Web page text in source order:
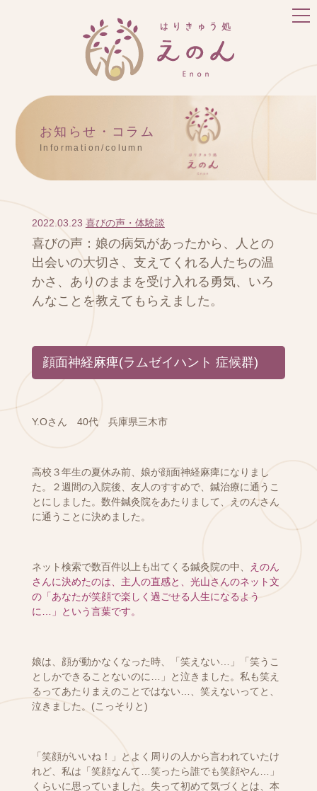
お知らせ・コラム
Information/column
2022.03.23 喜びの声・体験談
喜びの声：娘の病気があったから、人との
出会いの大切さ、支えてくれる人たちの温
かさ、ありのままを受け入れる勇気、いろ
んなことを教えてもらえました。
顔面神経麻痺(ラムゼイハント 症候群)
Y.Oさん 40代 兵庫県三木市
高校３年生の夏休み前、娘が顔面神経麻痺になりまし
た。２週間の入院後、友人のすすめで、鍼治療に通うこ
とにしました。数件鍼灸院をあたりまして、えのんさん
に通うことに決めました。
ネット検索で数百件以上も出てくる鍼灸院の中、
えのん
さんに決めたのは、主人の直感と、光山さんのネット文
の「あなたが笑顔で楽しく過ごせる人生になるよう
に…」という言葉です。
娘は、顔が動かなくなった時、「笑えない…」「笑うこ
としかできることないのに…」と泣きました。 私も笑え
るってあたりまえのことではない…、笑えないってと、
泣きました。(こっそりと)
「笑顔がいいね！」とよく周りの人から言われていたけ
れど、私は「笑顔なんて…笑ったら誰でも笑顔やん…」
くらいに思っていました。 失って初めて気づくとは、本